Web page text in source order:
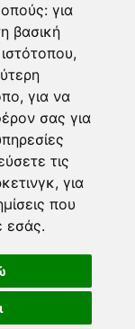
για
βασική
,
, για να
σας για
τις
, για
που
εσάς.
Cookies
(ΕΕ)
| LIVE
Youtube
Α.Ε.